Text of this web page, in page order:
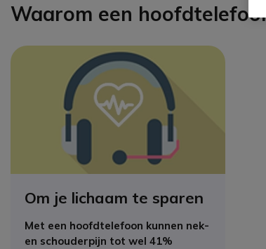
Waarom een
Om je lichaam te sparen
Met een hoofdtelefoon kunnen nek-
en schouderpijn tot wel 41%